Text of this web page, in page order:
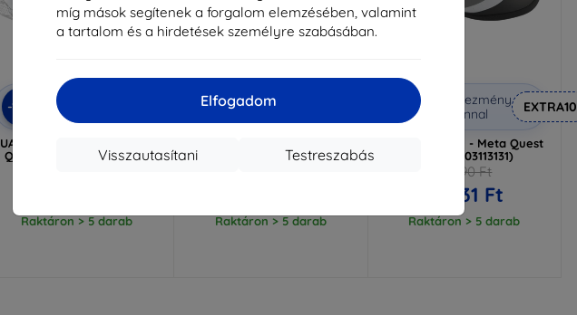
míg mások segítenek a forgalom elemzésében, valamint
a tartalom és a hirdetések személyre szabásában.
Elfogadom
Testreszabás
Visszautasítani
-10%
Kedvezmény
kuponnal
UAG Scout, átlátszó - Meta
Quest 3S (864002114G4G)
Raktáron > 5 darab
-10%
Kedvezmény
Quest 3S (864003114G4G)
Raktáron > 5 darab
-10%
Kedvezmény
kuponnal
EXTRA10
UAG Plyo, ash - Meta Quest
3S (864003113131)
18 590 Ft
16 731 Ft
Raktáron > 5 darab